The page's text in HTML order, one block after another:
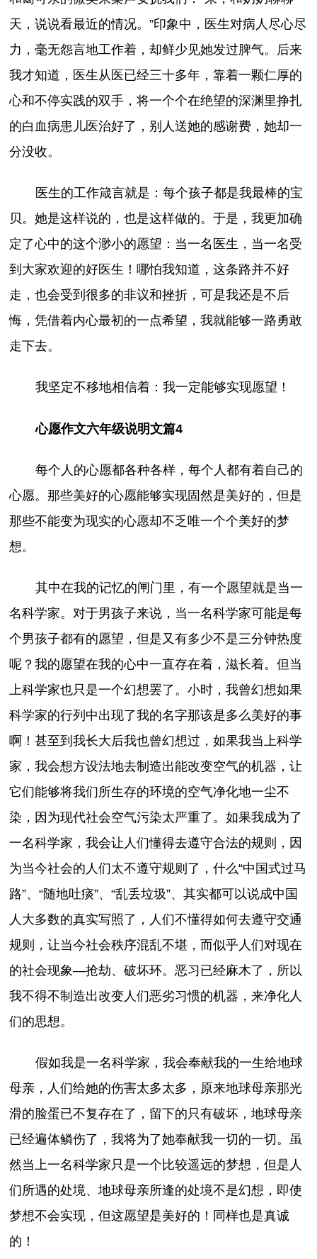
天，说说看最近的情况。”印象中，医生对病人尽心尽
力，毫无怨言地工作着，却鲜少见她发过脾气。后来
我才知道，医生从医已经三十多年，靠着一颗仁厚的
心和不停实践的双手，将一个个在绝望的深渊里挣扎
的白血病患儿医治好了，别人送她的感谢费，她却一
分没收。
医生的工作箴言就是：每个孩子都是我最棒的宝
贝。她是这样说的，也是这样做的。于是，我更加确
定了心中的这个渺小的愿望：当一名医生，当一名受
到大家欢迎的好医生！哪怕我知道，这条路并不好
走，也会受到很多的非议和挫折，可是我还是不后
悔，凭借着内心最初的一点希望，我就能够一路勇敢
走下去。
我坚定不移地相信着：我一定能够实现愿望！
心愿作文六年级说明文篇4
每个人的心愿都各种各样，每个人都有着自己的
心愿。那些美好的心愿能够实现固然是美好的，但是
那些不能变为现实的心愿却不乏唯一个个美好的梦
想。
其中在我的记忆的闸门里，有一个愿望就是当一
名科学家。对于男孩子来说，当一名科学家可能是每
个男孩子都有的愿望，但是又有多少不是三分钟热度
呢？我的愿望在我的心中一直存在着，滋长着。但当
上科学家也只是一个幻想罢了。小时，我曾幻想如果
科学家的行列中出现了我的名字那该是多么美好的事
啊！甚至到我长大后我也曾幻想过，如果我当上科学
家，我会想方设法地去制造出能改变空气的机器，让
它们能够将我们所生存的环境的空气净化地一尘不
染，因为现代社会空气污染太严重了。如果我成为了
一名科学家，我会让人们懂得去遵守合法的规则，因
为当今社会的人们太不遵守规则了，什么“中国式过马
路”、“随地吐痰”、“乱丢垃圾”、其实都可以说成中国
人大多数的真实写照了，人们不懂得如何去遵守交通
规则，让当今社会秩序混乱不堪，而似乎人们对现在
的社会现象—抢劫、破坏环。恶习已经麻木了，所以
我不得不制造出改变人们恶劣习惯的机器，来净化人
们的思想。
假如我是一名科学家，我会奉献我的一生给地球
母亲，人们给她的伤害太多太多，原来地球母亲那光
滑的脸蛋已不复存在了，留下的只有破坏，地球母亲
已经遍体鳞伤了，我将为了她奉献我一切的一切。虽
然当上一名科学家只是一个比较遥远的梦想，但是人
们所遇的处境、地球母亲所逢的处境不是幻想，即使
梦想不会实现，但这愿望是美好的！同样也是真诚
的！